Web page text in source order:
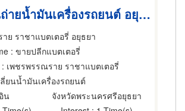
รับเปลี่ยนถ่ายน้ำมันเครื่องรถยนต์ อยุธยา
ย ราชาแบตเตอรี่ อยุธยา
: ขายปลีกแบตเตอรี่
: เพชรพรรณราย ราชาแบตเตอรี่
ยนน้ำมันเครื่องรถยนต์
น
จังหวัดพระนครศรีอยุธยา